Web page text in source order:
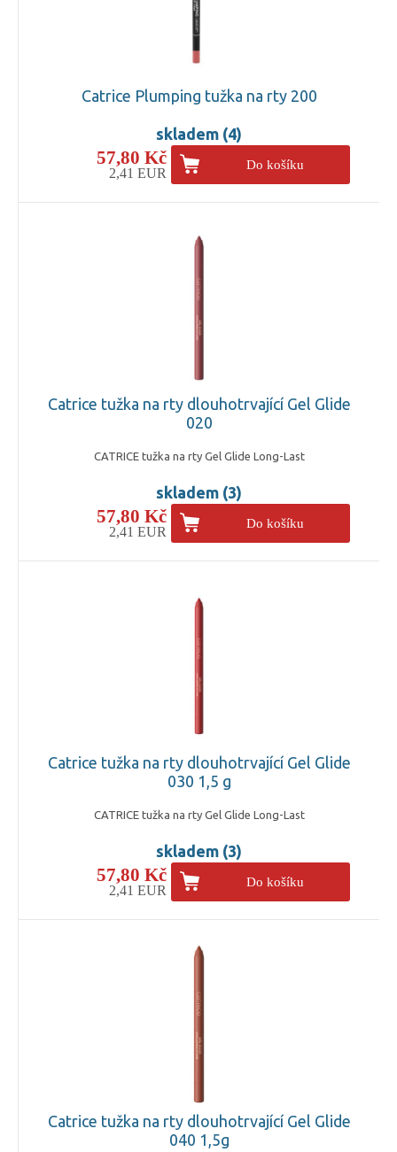
Catrice Plumping tužka na rty 200
skladem (4)
57,80 Kč
2,41 EUR
Do košíku
Catrice tužka na rty dlouhotrvající Gel Glide
020
CATRICE tužka na rty Gel Glide Long-Last
skladem (3)
57,80 Kč
2,41 EUR
Do košíku
Catrice tužka na rty dlouhotrvající Gel Glide
030 1,5 g
CATRICE tužka na rty Gel Glide Long-Last
skladem (3)
57,80 Kč
2,41 EUR
Do košíku
Catrice tužka na rty dlouhotrvající Gel Glide
040 1,5g